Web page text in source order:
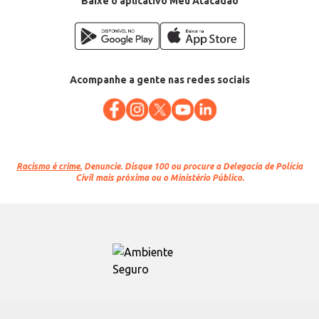
Acompanhe a gente nas redes sociais
Racismo é crime. Denuncie. Disque 100 ou procure a Delegacia de Polícia
Civil mais próxima ou o Ministério Público.